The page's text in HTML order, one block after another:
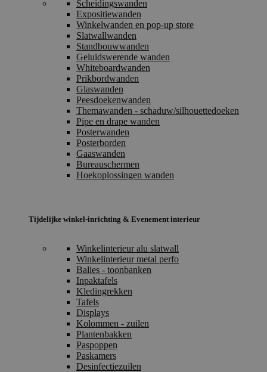
Scheidingswanden
Expositiewanden
Winkelwanden en pop-up store
Slatwallwanden
Standbouwwanden
Geluidswerende wanden
Whiteboardwanden
Prikbordwanden
Glaswanden
Peesdoekenwanden
Themawanden - schaduw/silhouettedoeken
Pipe en drape wanden
Posterwanden
Posterborden
Gaaswanden
Bureauschermen
Hoekoplossingen wanden
Tijdelijke winkel-inrichting & Evenement interieur
Winkelinterieur alu slatwall
Winkelinterieur metal perfo
Balies - toonbanken
Inpaktafels
Kledingrekken
Tafels
Displays
Kolommen - zuilen
Plantenbakken
Paspoppen
Paskamers
Desinfectiezuilen